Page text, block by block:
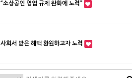
“소상공인 영업 규제 완화에 노력”
사회서 받은 혜택 환원하고자 노력